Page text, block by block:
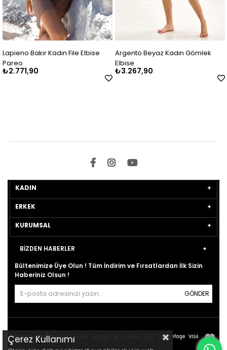
Bakır Kadın File Elbise
Argento Beyaz Kadın Gömlek
Elbise
₺3.267,90
KADIN
ERKEK
KURUMSAL
BİZDEN HABERLER
Bültenimize Üye Olun ! Tüm İndirim ve Fırsatlardan İlk Sizin
Haberiniz Olsun !
GÖNDER
Çerez Kullanımı